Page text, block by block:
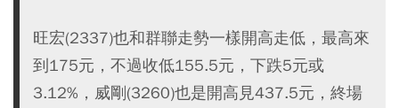
旺宏(2337)也和群聯走勢一樣開高走低，最高來
到175元，不過收低155.5元，下跌5元或
3.12%，威剛(3260)也是開高見437.5元，終場